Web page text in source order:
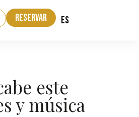
Reservar ES
este
y música